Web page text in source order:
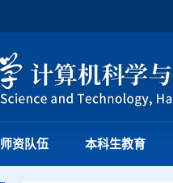
师资队伍 本科生教育